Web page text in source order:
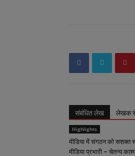
संबंधित लेख लेखक
Highlights
मीडिया में संगठन को सशक्त
मीडिया प्रभारी – चेतन्य